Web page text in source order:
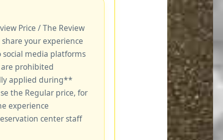
Price / The Review
your experience.
media platforms
prohibited.
applied during
the Regular price, for
experience
center staff